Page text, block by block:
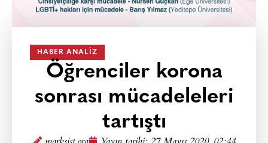
HABER ANALIZ
Öğrenciler korona
sonrası mücadeleleri
tartıştı